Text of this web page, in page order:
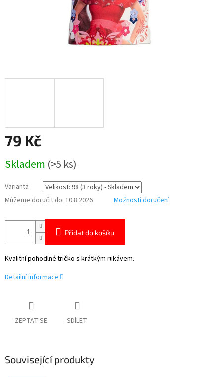
79 Kč
cena:
Skladem (>5 ks)
Varianta
Můžeme doručit do: 10.8.2026 Možnosti doručení
Přidat do košíku
Kvalitní pohodlné tričko s krátkým rukávem.
Detailní informace
ZEPTAT SE SDÍLET
Související produkty